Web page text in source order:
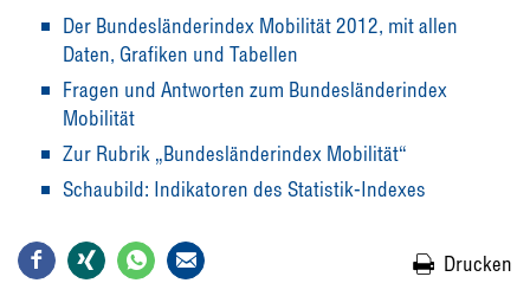
Der Bundesländerindex Mobilität 2012, mit allen
Daten, Grafiken und Tabellen
Fragen und Antworten zum Bundesländerindex
Mobilität
Zur Rubrik „Bundesländerindex Mobilität“
Schaubild: Indikatoren des Statistik-Indexes
Drucken